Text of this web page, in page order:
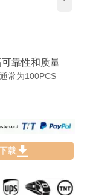
靠性和质量
常为100PCS
载